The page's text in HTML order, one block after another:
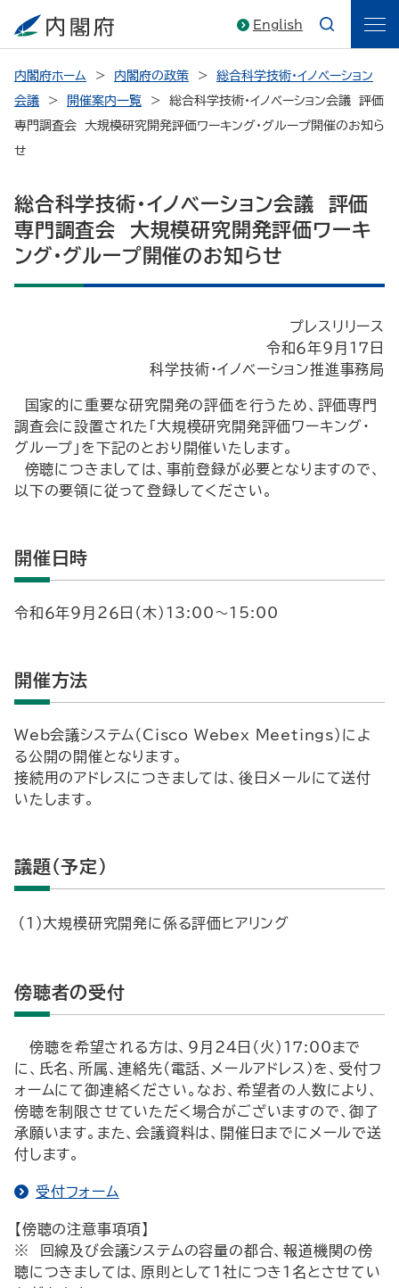
English
内閣府ホーム 内閣府の政策
総合科学技術・イノベーション
会議
開催案内一覧
総合科学技術・イノベーション会議 評価
専門調査会 大規模研究開発評価ワーキング・グループ開催のお知ら
せ
総合科学技術・イノベーション会議 評価
専門調査会 大規模研究開発評価ワーキ
ング・グループ開催のお知らせ
プレスリリース
令和６年９月１７日
科学技術・イノベーション推進事務局
国家的に重要な研究開発の評価を行うため、評価専門
調査会に設置された「大規模研究開発評価ワーキング・
グループ」を下記のとおり開催いたします。
傍聴につきましては、事前登録が必要となりますので、
以下の要領に従って登録してください。
開催日時
令和６年９月２６日（木）13:00～15:00
開催方法
Web会議システム（Cisco Webex Meetings）によ
る公開の開催となります。
接続用のアドレスにつきましては、後日メールにて送付
いたします。
議題（予定）
（１）大規模研究開発に係る評価ヒアリング
傍聴者の受付
傍聴を希望される方は、９月２４日（火）1７:00まで
に、氏名、所属、連絡先（電話、メールアドレス）を、受付フ
ォームにて御連絡ください。なお、希望者の人数により、
傍聴を制限させていただく場合がございますので、御了
承願います。また、会議資料は、開催日までにメールで送
付します。
受付フォーム
【傍聴の注意事項項】
※ 回線及び会議システムの容量の都合、報道機関の傍
聴につきましては、原則として１社につき１名とさせてい